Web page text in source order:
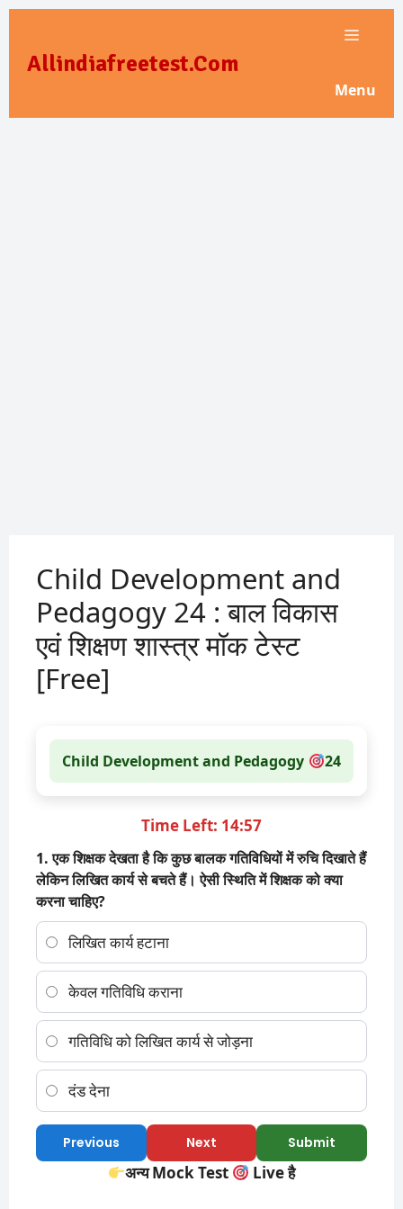
content
Allindiafreetest.Com
Menu
Child Development and
Pedagogy 24 : बाल विकास
एवं शिक्षण शास्त्र मॉक टेस्ट
[Free]
Child Development and Pedagogy 24
Time Left: 14:56
1. एक शिक्षक देखता है कि कुछ बालक गतिविधियों में रुचि दिखाते हैं
लेकिन लिखित कार्य से बचते हैं। ऐसी स्थिति में शिक्षक को क्या
करना चाहिए?
लिखित कार्य हटाना
केवल गतिविधि कराना
गतिविधि को लिखित कार्य से जोड़ना
दंड देना
Previous Next Submit
अन्य Mock Test Live है